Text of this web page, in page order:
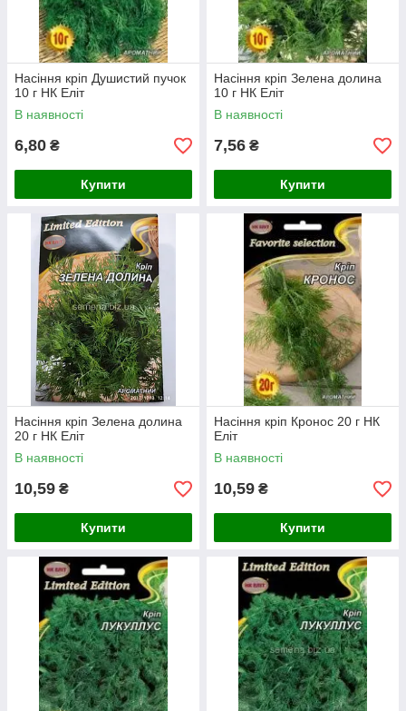
Насіння кріп Душистий пучок
10 г НК Еліт
В наявності
6,80 ₴
Купити
Насіння кріп Зелена долина
10 г НК Еліт
В наявності
7,56 ₴
Купити
Насіння кріп Зелена долина
20 г НК Еліт
В наявності
10,59 ₴
Купити
Насіння кріп Кронос 20 г НК
Еліт
В наявності
10,59 ₴
Купити